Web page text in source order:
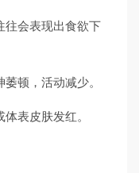
往会表现出食欲下
顿，活动减少。
表皮肤发红。